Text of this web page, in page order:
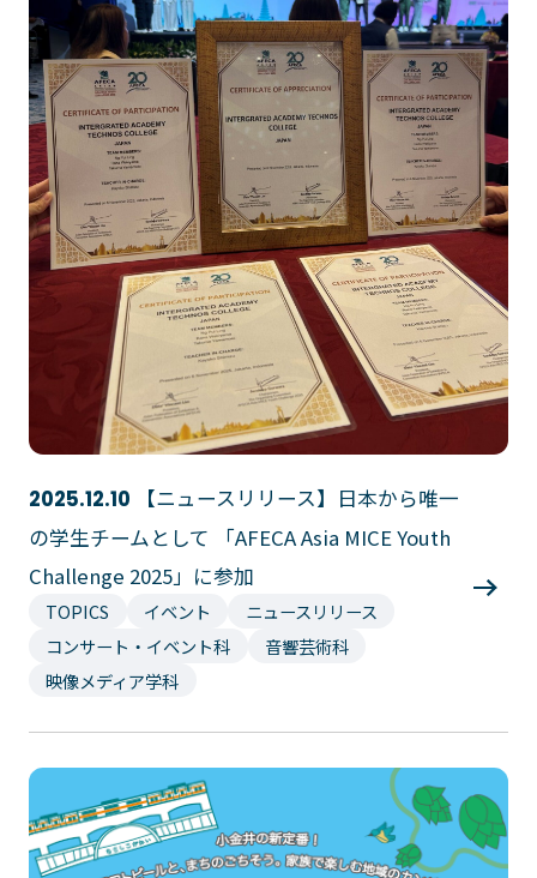
募集要項
学費・教材費
奨学金・奨励金
外国人留学生入学のご案内
NEWS&TOPICS
プライバシーポリシー サイトマップ
Copyright © Technos College. All Rights Reserved.
2025.12.10
【ニュースリリース】日本から唯一
の学生チームとして 「AFECA Asia MICE Youth
Challenge 2025」に参加
TOPICS イベント
ニュースリリース
コンサート・イベント科
音響芸術科
映像メディア学科